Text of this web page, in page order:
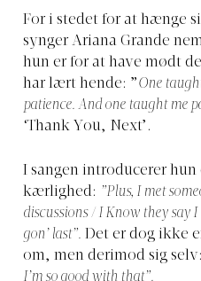
For i stedet for at hænge
synger Ariana Grande
hun er for at have mødt
har lært hende: ”One
patience. And one taught me
‘Thank You, Next’.
I sangen introducerer hun
kærlighed: ”Plus, I met
discussions / I Know they say
gon’ last”. Det er dog ikke
om, men derimod sig selv:
I’m so good with that”.